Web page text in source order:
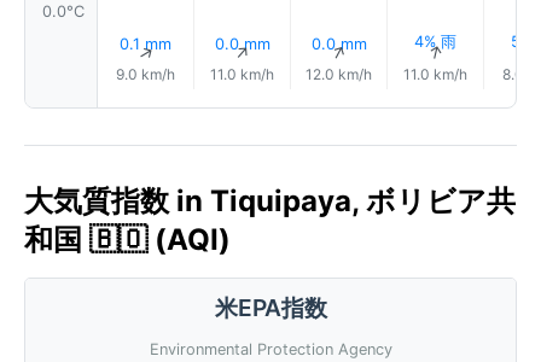
0.0°C
0.1 mm
↑
9.0 km/h
0.0 mm
↑
11.0 km/h
0.0 mm
↑
12.0 km/h
4% 雨
↑
11.0 km/h
5%
8.0
大気質指数 in Tiquipaya, ボリビア共
和国 🇧🇴 (AQI)
米EPA指数
Environmental Protection Agency